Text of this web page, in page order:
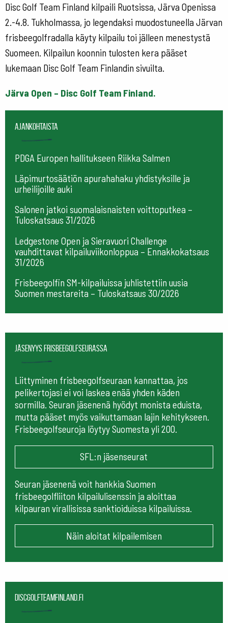
Disc Golf Team Finland kilpaili Ruotsissa, Järva Openissa
2.-4.8. Tukholmassa, jo legendaksi muodostuneella Järvan
frisbeegolfradalla käyty kilpailu toi jälleen menestystä
Suomeen. Kilpailun koonnin tulosten kera pääset
lukemaan Disc Golf Team Finlandin sivuilta.
Järva Open – Disc Golf Team Finland.
Ajankohtaista
PDGA Europen hallitukseen Riikka Salmen
Läpimurtosäätiön apurahahaku yhdistyksille ja
urheilijoille auki
Salonen jatkoi suomalaisnaisten voittoputkea –
Tuloskatsaus 31/2026
Ledgestone Open ja Sieravuori Challenge
vauhdittavat kilpailuviikonloppua – Ennakkokatsaus
31/2026
Frisbeegolfin SM-kilpailuissa juhlistettiin uusia
Suomen mestareita – Tuloskatsaus 30/2026
Jäsenyys frisbeegolfseurassa
Liittyminen frisbeegolfseuraan kannattaa, jos
pelikertojasi ei voi laskea enää yhden käden
sormilla. Seuran jäsenenä hyödyt monista eduista,
mutta pääset myös vaikuttamaan lajin kehitykseen.
Frisbeegolfseuroja löytyy Suomesta yli 200.
SFL:n jäsenseurat
Seuran jäsenenä voit hankkia Suomen
frisbeegolfliiton kilpailulisenssin ja aloittaa
kilpauran virallisissa sanktioiduissa kilpailuissa.
Näin aloitat kilpailemisen
Discgolfteamfinland.fi